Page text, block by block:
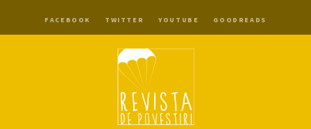
FACEBOOK TWITTER YOUTUBE GOODREADS